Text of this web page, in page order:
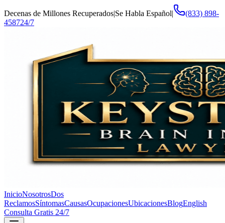
Decenas de Millones Recuperados|Se Habla Español|
(833) 898-
458724/7
InicioNosotrosDos
ReclamosSíntomasCausasOcupacionesUbicacionesBlogEnglish
Consulta Gratis 24/7